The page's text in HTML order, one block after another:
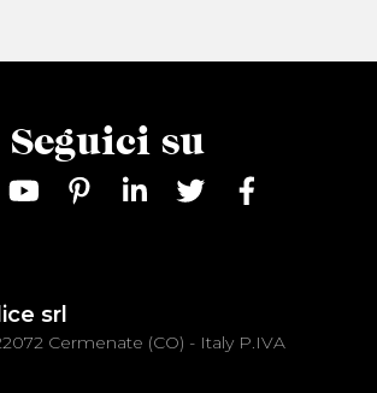
Seguici su
srl
Cermenate (CO) - Italy P.IVA